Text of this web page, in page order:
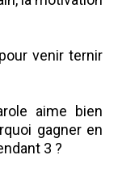
venir ternir
aime bien
gagner en
3 ?